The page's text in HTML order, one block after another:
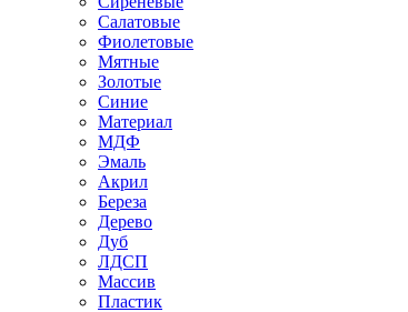
Салатовые
Фиолетовые
Мятные
Золотые
Синие
Материал
МДФ
Эмаль
Акрил
Береза
Дерево
Дуб
ЛДСП
Массив
Пластик